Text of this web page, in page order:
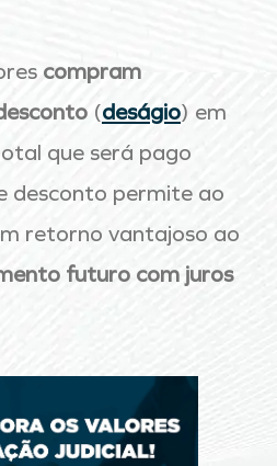
compram
(deságio) em
que será pago
desconto permite ao
retorno vantajoso ao
futuro com juros